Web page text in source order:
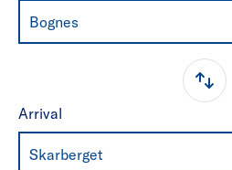
Bognes
Arrival
Skarberget